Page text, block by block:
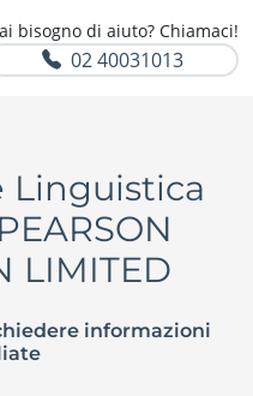
bisogno di aiuto? Chiamaci!
02 40031013
Linguistica
LIMITED
informazioni